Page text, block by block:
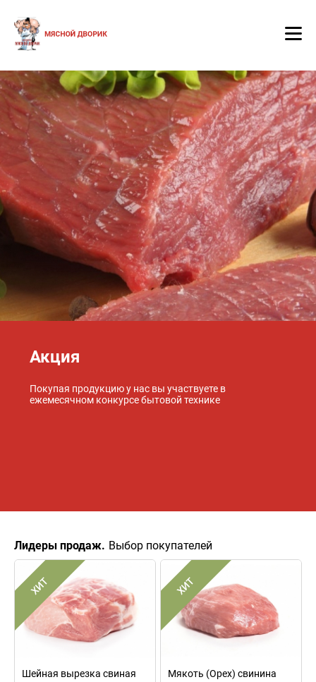
Акция
Покупая продукцию у нас вы участвуете в
ежемесячном конкурсе бытовой технике
Лидеры продаж. Выбор покупателей
ХИТ
Шейная вырезка свиная
ХИТ
Мякоть (Орех) свинина